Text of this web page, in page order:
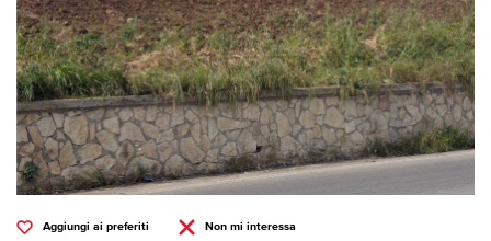
Aggiungi ai preferiti Non mi interessa